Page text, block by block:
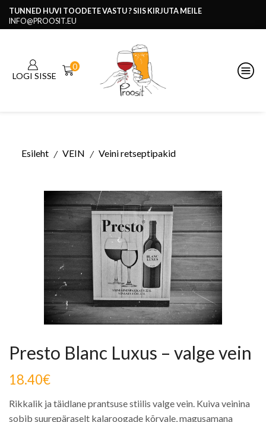
TUNNED HUVI TOODETE VASTU ? SIIS KIRJUTA MEILE
INFO@PROOSIT.EU
LOGI SISSE
0
Esileht / VEIN / Veini retseptipakid
Presto Blanc Luxus – valge vein
18.40€
Rikkalik ja täidlane prantsuse stiilis valge vein. Kuiva veinina
sobib suurepäraselt kalaroogade kõrvale, magusamana